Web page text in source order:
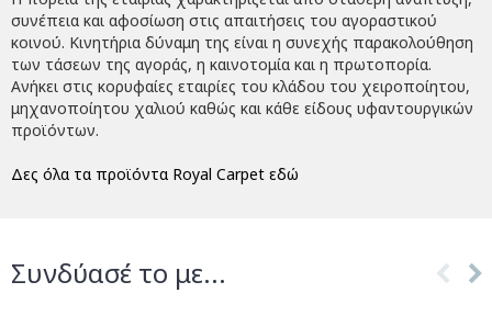
συνέπεια και αφοσίωση στις απαιτήσεις του αγοραστικού
κοινού. Κινητήρια δύναμη της είναι η συνεχής παρακολούθηση
των τάσεων της αγοράς, η καινοτομία και η πρωτοπορία.
Ανήκει στις κορυφαίες εταιρίες του κλάδου του χειροποίητου,
μηχανοποίητου χαλιού καθώς και κάθε είδους υφαντουργικών
προϊόντων.
Δες όλα τα προϊόντα Royal Carpet εδώ
Συνδύασέ το με...